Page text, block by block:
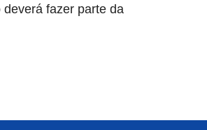
fazer parte da